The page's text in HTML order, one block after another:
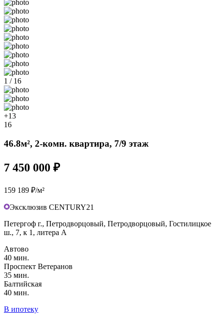
1 / 16
+13
16
46.8м², 2-комн. квартира, 7/9 этаж
7 450 000 ₽
159 189 ₽/м²
Эксклюзив CENTURY21
Петергоф г., Петродворцовый, Петродворцовый, Гостилицкое
ш., 7, к 1, литера А
Автово
40 мин.
Проспект Ветеранов
35 мин.
Балтийская
40 мин.
В ипотеку